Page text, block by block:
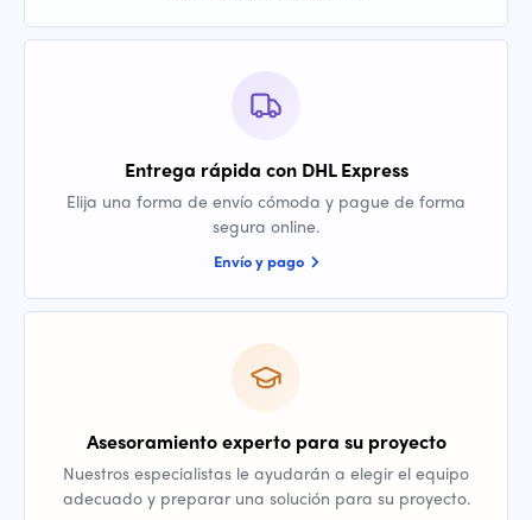
Entrega rápida con DHL Express
Elija una forma de envío cómoda y pague de forma
segura online.
Envío y pago
Asesoramiento experto para su proyecto
Nuestros especialistas le ayudarán a elegir el equipo
adecuado y preparar una solución para su proyecto.